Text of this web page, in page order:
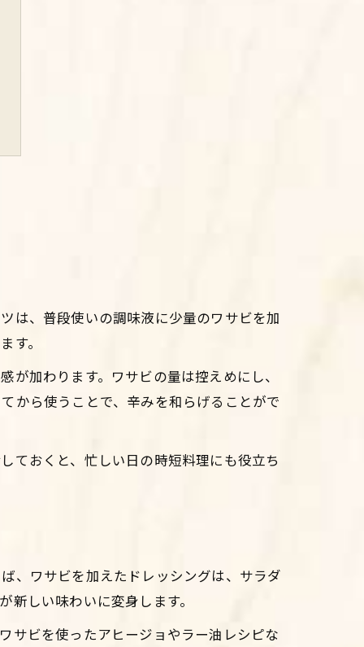
は、普段使いの調味液に少量のワサビを加
す。
加わります。ワサビの量は控えめにし、
から使うことで、辛みを和らげることがで
ておくと、忙しい日の時短料理にも役立ち
、ワサビを加えたドレッシングは、サラダ
しい味わいに変身します。
サビを使ったアヒージョやラー油レシピな